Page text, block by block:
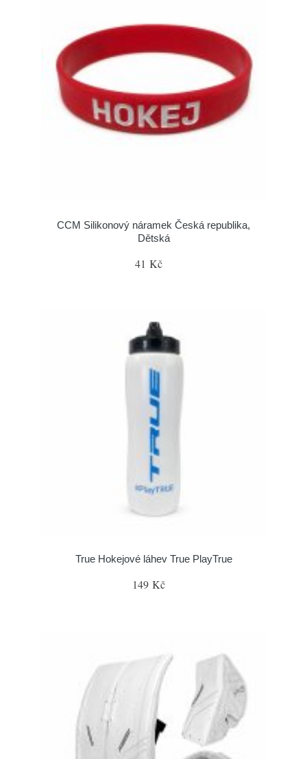
CCM Silikonový náramek Česká republika,
Dětská
41 Kč
True Hokejové láhev True PlayTrue
149 Kč